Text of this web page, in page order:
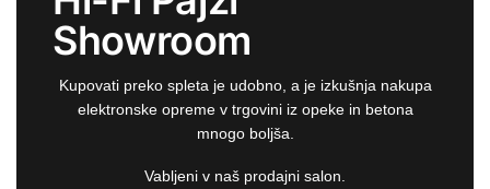
Showroom
Kupovati preko spleta je udobno, a je izkušnja nakupa
elektronske opreme v trgovini iz opeke in betona
mnogo boljša.
Vabljeni v naš prodajni salon.